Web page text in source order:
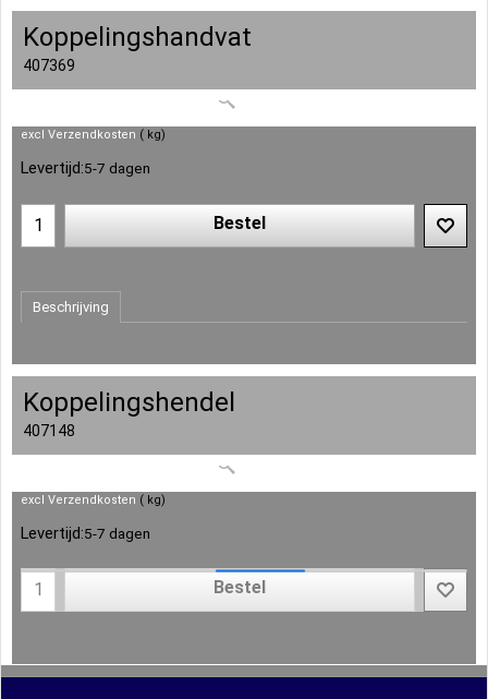
Koppelingshandvat
407369
excl Verzendkosten kg
Levertijd:5-7 dagen
Bestel
Beschrijving
Koppelingshendel
407148
excl Verzendkosten kg
Levertijd:5-7 dagen
Bestel